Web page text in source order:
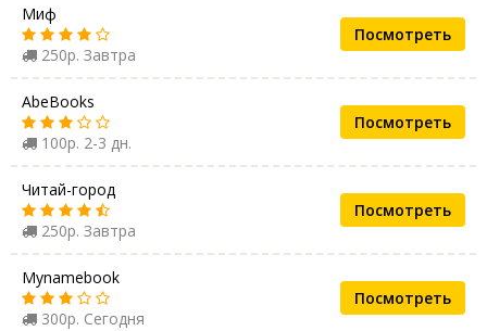
Миф
250р. Завтра
Посмотреть
AbeBooks
100р. 2-3 дн.
Посмотреть
Читай-город
250р. Завтра
Посмотреть
Mynamebook
300р. Сегодня
Посмотреть